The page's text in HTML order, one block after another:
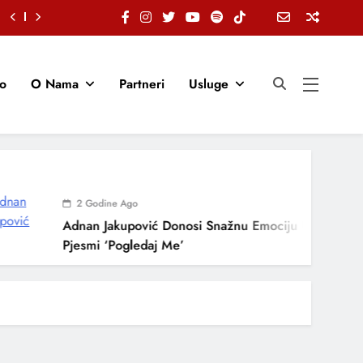
O Nama Partneri Usluge
2 Godine Ago
Adnan Jakupović Donosi Snažnu Emociju U Novoj
Pjesmi ‘Pogledaj Me’